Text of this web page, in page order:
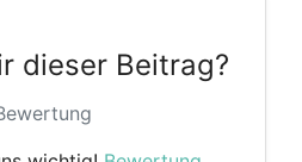
dieser Beitrag?